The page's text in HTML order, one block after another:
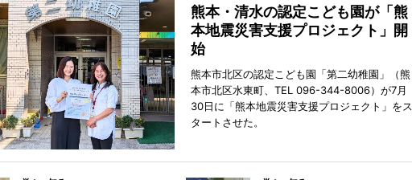
熊本・清水の認定こども園が「熊
本地震災害支援プロジェクト」開
始
熊本市北区の認定こども園「第二幼稚園」（熊
本市北区水東町、TEL 096-344-8006）が7月
30日に「熊本地震災害支援プロジェクト」をス
タートさせた。